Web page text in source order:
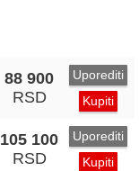
88 900
RSD
Uporediti
Kupiti
105 100
RSD
Uporediti
Kupiti